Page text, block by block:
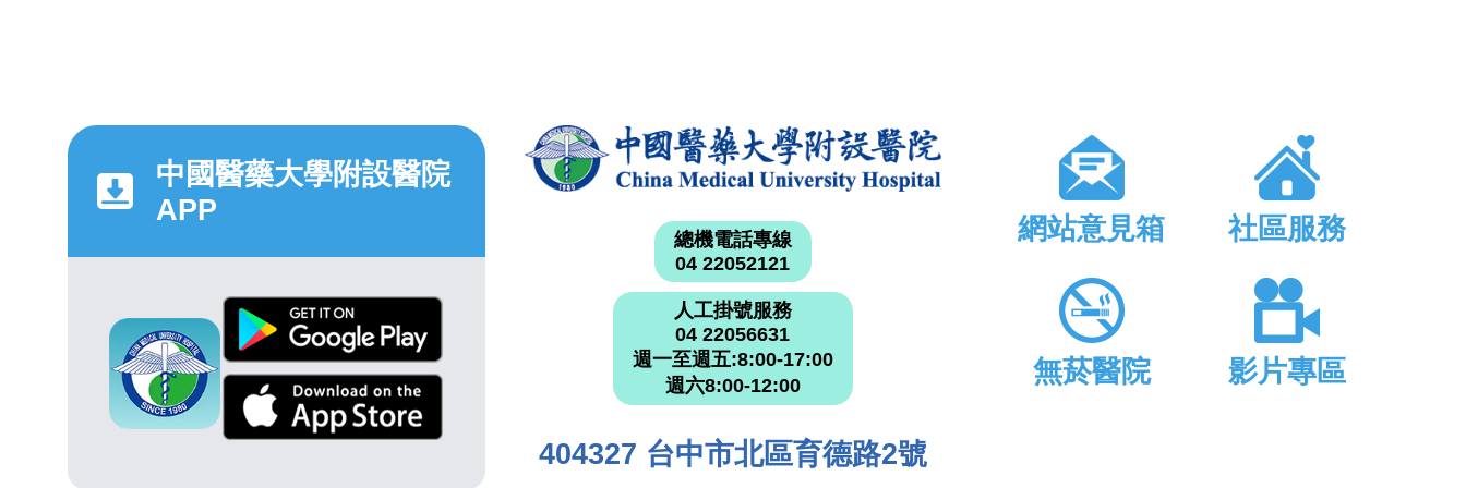
中國醫藥大學附設醫院
APP
總機電話專線
04 22052121
人工掛號服務
04 22056631
週一至週五:8:00-17:00
週六8:00-12:00
404327 台中市北區育德路2號
網站意見箱 社區服務
無菸醫院 影片專區